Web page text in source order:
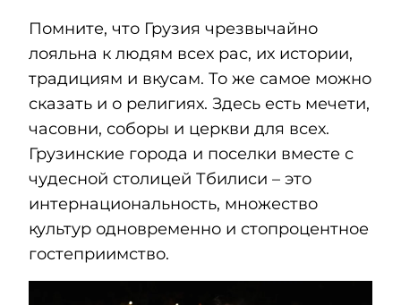
Помните, что Грузия чрезвычайно
лояльна к людям всех рас, их истории,
традициям и вкусам. То же самое можно
сказать и о религиях. Здесь есть мечети,
часовни, соборы и церкви для всех.
Грузинские города и поселки вместе с
чудесной столицей Тбилиси – это
интернациональность, множество
культур одновременно и стопроцентное
гостеприимство.